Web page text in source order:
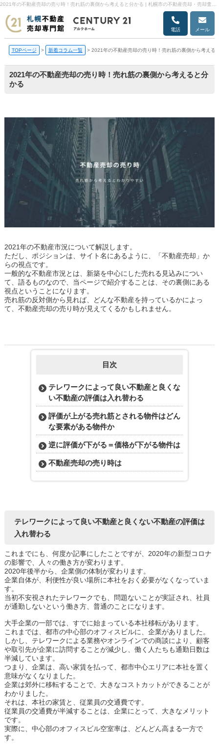
電話 メール
TOPページ > 新着コラム一覧 > 2021年の不動産売却の売り時！売れ筋の裏側から考える
2021年の不動産売却の売り時！売れ筋の裏側から考えると分
かる
2021年の不動産市況について解説します。
ただし、ポジションは、サイト名にあるように、「不動産売却」か
らの視点です。
一般的な不動産市況とは、新築を中心にした売れる見込みについ
て、語るものなので、当ページで紹介することは、その裏側にある
視点ということになります。
売れ筋の反対側から見れば、どんな不動産を持っているかによっ
て、不動産売却の売り時が見えてくるかもしれません。
目次
テレワークによって良い不動産と良くな
い不動産の評価は入れ替わる
評価が上がる売れ筋とされる物件はどん
な要素がある物件か
逆に評価が下がる＝価格が下がる物件は
不動産売却の売り時は
テレワークによって良い不動産と良くない不動産の評価は
入れ替わる
これまでにも、何度か記事にしたことですが、2020年の新型コロナ
の影響で、人々の働き方が変わります。
2020年後半から、企業側の体制が変わります。
企業自体が、利便性が良い場所に本社をおく必要がなくなっていま
す。
当初不安視されたテレワークでも、問題ないことが実証され、社員
が通勤しないという働き方、普通のことになります。
大手企業の一部では、すでに始まっている本社移転があります。
これまでは、都市の中心部のオフィスビルに、企業がありました。
しかし、テレワークによる業務やオンラインでの商談により、顧客
や取引先が企業に訪問することが減少し、働く人たちも通勤日数は
半減しています。
つまり、企業は、高い家賃を払って、都市中心エリアに本社を置く
意味がなくなりました。
企業は郊外に移転することで、大きなコストカットができることが
わかりました。
それは、本社の家賃と、従業員の交通費です。
従業員の交通費が半減することは、企業にとって、大きなメリット
です。
実際に、中心部のオフィスビル空室率は、どんどん高まる一方で
す。